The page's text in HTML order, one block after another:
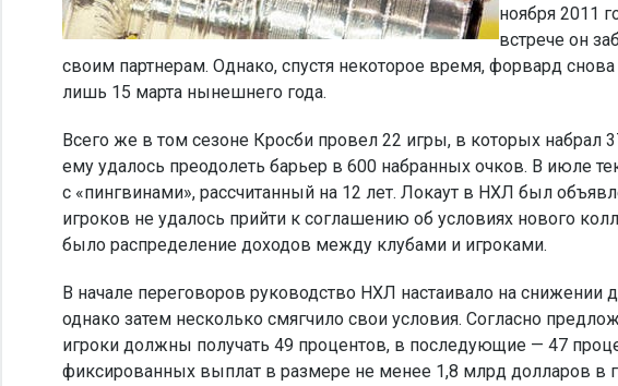
ноября 2011
встрече он
своим партнерам. Однако, спустя некоторое время, форвард
лишь 15 марта нынешнего года.
Всего же в том сезоне Кросби провел 22 игры, в которых набрал
ему удалось преодолеть барьер в 600 набранных очков. В июле
с «пингвинами», рассчитанный на 12 лет. Локаут в НХЛ был
игроков не удалось прийти к соглашению об условиях нового
было распределение доходов между клубами и игроками.
В начале переговоров руководство НХЛ настаивало на
однако затем несколько смягчило свои условия. Согласно
игроки должны получать 49 процентов, в последующие — 47
фиксированных выплат в размере не менее 1,8 млрд долларов